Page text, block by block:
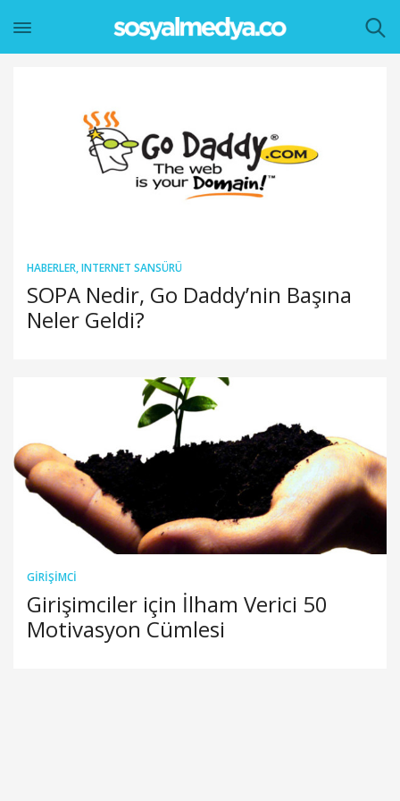
HABERLER,INTERNET SANSÜRÜ
SOPA Nedir, Go Daddy’nin Başına
Neler Geldi?
GIRIŞIMCI
Girişimciler için İlham Verici 50
Motivasyon Cümlesi